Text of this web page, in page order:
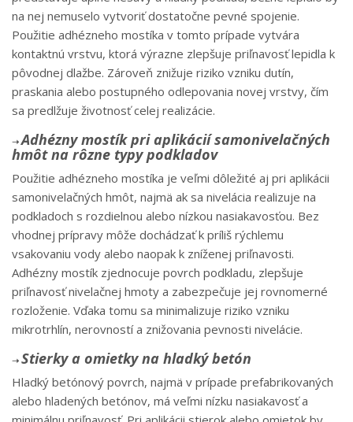
na nej nemuselo vytvoriť dostatočne pevné spojenie.
Použitie adhézneho mostíka v tomto prípade vytvára
kontaktnú vrstvu, ktorá výrazne zlepšuje priľnavosť lepidla k
pôvodnej dlažbe. Zároveň znižuje riziko vzniku dutín,
praskania alebo postupného odlepovania novej vrstvy, čím
sa predlžuje životnosť celej realizácie.
➝Adhézny mostík pri aplikácií samonivelačných
hmôt na rôzne typy podkladov
Použitie adhézneho mostíka je veľmi dôležité aj pri aplikácii
samonivelačných hmôt, najmä ak sa nivelácia realizuje na
podkladoch s rozdielnou alebo nízkou nasiakavosťou. Bez
vhodnej prípravy môže dochádzať k príliš rýchlemu
vsakovaniu vody alebo naopak k zníženej priľnavosti.
Adhézny mostík zjednocuje povrch podkladu, zlepšuje
priľnavosť nivelačnej hmoty a zabezpečuje jej rovnomerné
rozloženie. Vďaka tomu sa minimalizuje riziko vzniku
mikrotrhlín, nerovností a znižovania pevnosti nivelácie.
➝ Stierky a omietky na hladký betón
Hladký betónový povrch, najmä v prípade prefabrikovaných
alebo hladených betónov, má veľmi nízku nasiakavosť a